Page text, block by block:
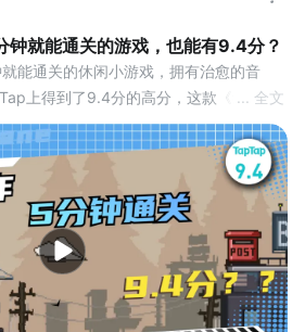
就能通关的游戏，也能有9.4分？
能通关的休闲小游戏，拥有治愈的音
上得到了9.4分的高分，这款《纸飞机
如何做到的？#游戏安利#游戏推荐#国产
... 全文